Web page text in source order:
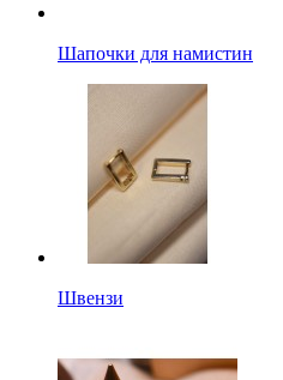
Шапочки для намистин
Швензи